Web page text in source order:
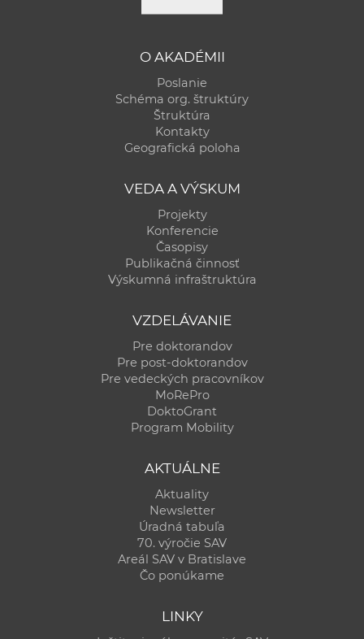
O AKADÉMII
Poslanie
Schéma org. štruktúry
Štruktúra
Kontakty
Geografická poloha
VEDA A VÝSKUM
Projekty
Konferencie
Časopisy
Publikačná činnosť
Výskumná infraštruktúra
VZDELÁVANIE
Pre doktorandov
Pre post-doktorandov
Pre vedeckých pracovníkov
MoRePro
DoktoGrant
Program Mobility
AKTUÁLNE
Aktuality
Newsletter
Úradná tabuľa
70. výročie SAV
Areál SAV v Bratislave
Čo ponúkame
LINKY